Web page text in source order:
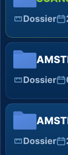
Dossier
Dossier
Dossier